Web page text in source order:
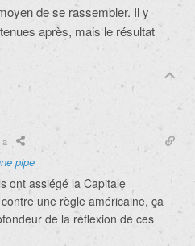
de se rassembler. Il y
après, mais le résultat
pipe
ont assiégé la Capitale
une règle américaine, ça
de la réflexion de ces